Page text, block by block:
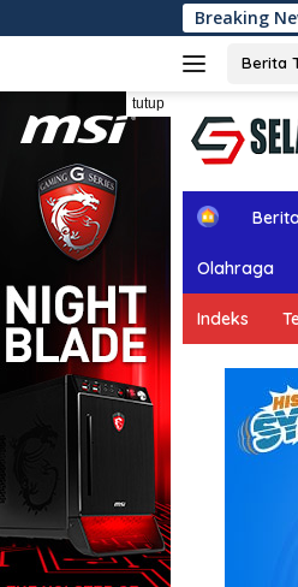
ke
Breaking
Berita
tutup
H
m
e
Olahraga
Indeks